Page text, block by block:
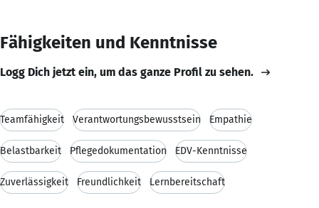
Fähigkeiten und Kenntnisse
Logg Dich jetzt ein, um das ganze Profil zu sehen.
Teamfähigkeit Verantwortungsbewusstsein Empathie
Belastbarkeit Pflegedokumentation EDV-Kenntnisse
Zuverlässigkeit Freundlichkeit Lernbereitschaft